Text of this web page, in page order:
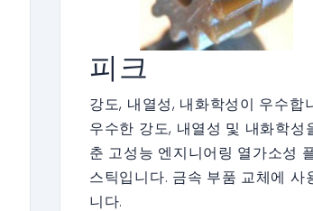
피크
강도, 내열성, 내화학성이 우수합
우수한 강도, 내열성 및 내화학성
춘 고성능 엔지니어링 열가소성
스틱입니다. 금속 부품 교체에 사
니다.